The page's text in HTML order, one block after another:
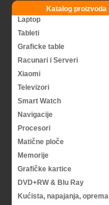
Katalog proizvoda
Laptop
Tableti
Graficke table
Racunari i Serveri
Xiaomi
Televizori
Smart Watch
Navigacije
Procesori
Matične ploče
Memorije
Grafičke kartice
DVD+RW & Blu Ray
Kućista, napajanja, oprema